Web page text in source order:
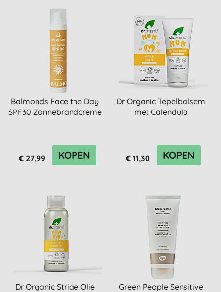
Balmonds Face the Day
SPF30 Zonnebrandcrème
€ 27,99 KOPEN
Dr Organic Tepelbalsem
met Calendula
€ 11,30 KOPEN
Dr Organic Striae Olie
Green People Sensitive